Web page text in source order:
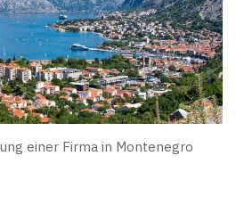
einer Firma in Montenegro